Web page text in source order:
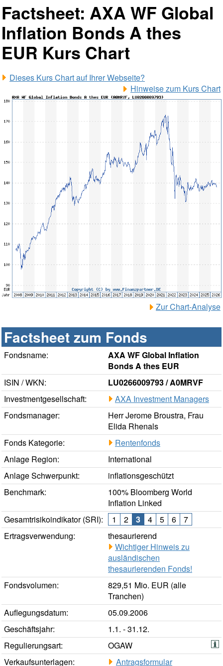
Factsheet: AXA WF Global
Inflation Bonds A thes
EUR Kurs Chart
Dieses Kurs Chart auf Ihrer Webseite?
Hinweise zum Kurs Chart
Zur Chart-Analyse
Factsheet zum Fonds
Fondsname:
AXA WF Global Inflation
Bonds A thes EUR
ISIN / WKN:
LU0266009793 / A0MRVF
Investmentgesellschaft:
AXA Investment Managers
Fondsmanager:
Herr Jerome Broustra, Frau
Elida Rhenals
Fonds Kategorie:
Rentenfonds
Anlage Region:
International
Anlage Schwerpunkt:
inflationsgeschützt
Benchmark:
100% Bloomberg World
Inflation Linked
Gesamtrisikoindikator (SRI):
1 2 3 4 5 6
7
Ertragsverwendung:
thesaurierend
Wichtiger Hinweis zu
ausländischen
thesaurierenden Fonds!
Fondsvolumen:
829,51 Mio. EUR (alle
Tranchen)
Auflegungsdatum:
05.09.2006
Geschäftsjahr:
1.1. - 31.12.
Regulierungsart:
OGAW
Verkaufsunterlagen:
Antragsformular